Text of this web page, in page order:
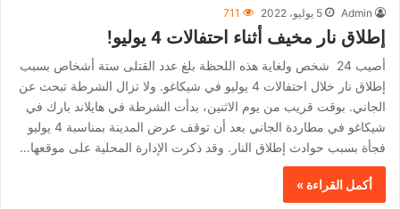
Admin 5 يوليو، 2022 711
إطلاق نار مخيف أثناء احتفالات 4 يوليو!
أصيب 24 شخص ولغاية هذه اللحظة بلغ عدد القتلى ستة أشخاص بسبب
إطلاق نار خلال احتفالات 4 يوليو في شيكاغو. ولا تزال الشرطة تبحث عن
الجاني. بوقت قريب من يوم الاثنين، بدأت الشرطة في هايلاند بارك في
شيكاغو في مطاردة الجاني بعد أن توقف عرض المدينة بمناسبة 4 يوليو
فجأة بسبب حوادث إطلاق النار. وقد ذكرت الإدارة المحلية على موقعها…
أكمل القراءة »